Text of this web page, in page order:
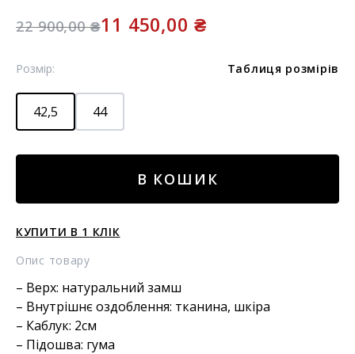
22 900,00₴11 450,00 ₴
Розмір: Таблиця розмірів
42,5 44
кількість
В КОШИК
КУПИТИ В 1 КЛІК
Опис товару
– Верх: натуральний замш
– Внутрішнє оздоблення: тканина, шкіра
– Каблук: 2см
– Підошва: гума